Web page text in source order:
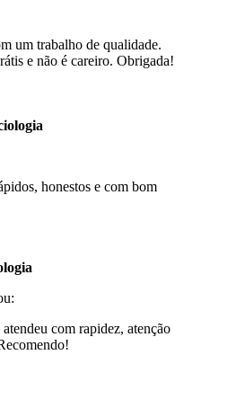
um trabalho de qualidade.
e não é careiro. Obrigada!
honestos e com bom
com rapidez, atenção